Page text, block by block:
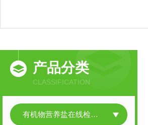
产品分类
CLASSIFICATION
有机物营养盐在线检测产品